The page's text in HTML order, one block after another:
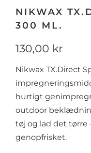
NIKWAX
300 ML.
130,00 kr
Nikwax TX.Direct
hurtigt
outdoor
tøj og lad det tørre
genopfrisket.